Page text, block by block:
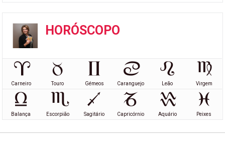
HORÓSCOPO
Carneiro Touro Gémeos Caranguejo Leão Virgem
Balança Escorpião Sagitário Capricórnio Aquário Peixes